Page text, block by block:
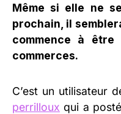
Même si elle ne
prochain, il
commence à être
commerces.
C’est un utilisateur
perrilloux qui a